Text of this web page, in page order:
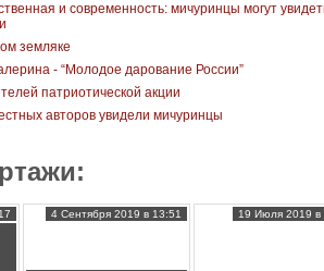
и современность: мичуринцы могут
земляке
- “Молодое дарование России”
патриотической акции
авторов увидели мичуринцы
4 Сентября 2019 в 13:51 19 Июля 2019 в